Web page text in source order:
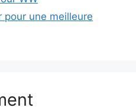
pour une meilleure